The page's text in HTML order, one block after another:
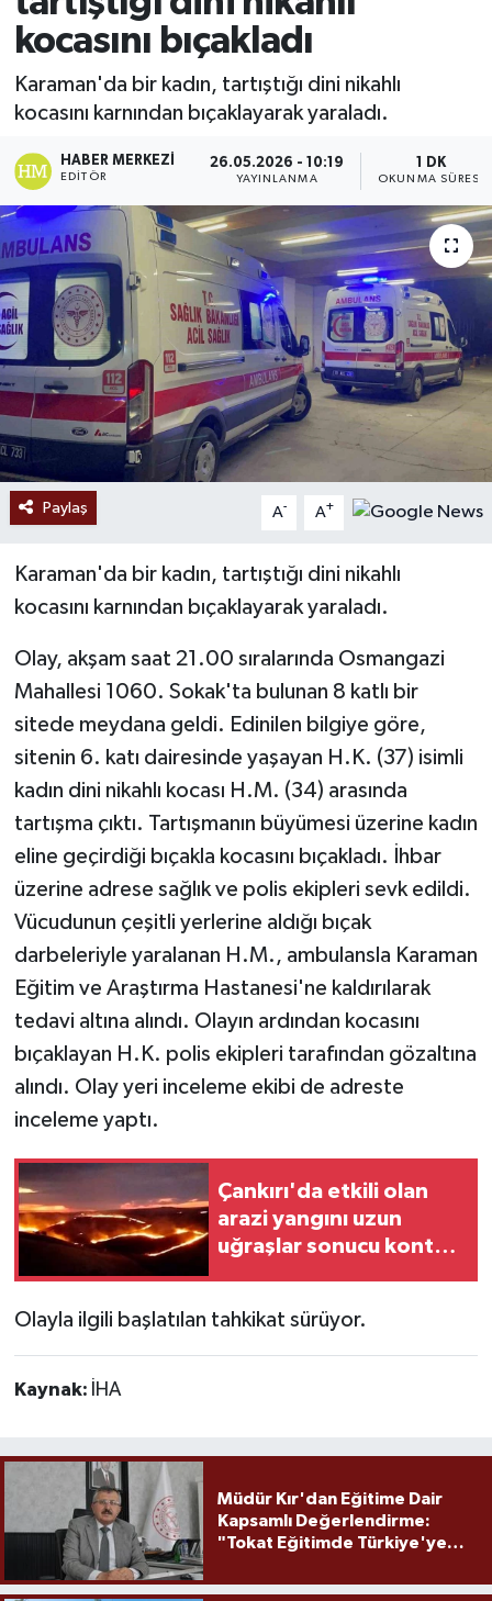
kocasını bıçakladı
Karaman'da bir kadın, tartıştığı dini nikahlı
kocasını karnından bıçaklayarak yaraladı.
HABER MERKEZI
EDITÖR
26.05.2026 - 10:19
YAYINLANMA
1 DK
OKUNMA SÜRESI
Paylaş A- A+
Karaman'da bir kadın, tartıştığı dini nikahlı
kocasını karnından bıçaklayarak yaraladı.
Olay, akşam saat 21.00 sıralarında Osmangazi
Mahallesi 1060. Sokak'ta bulunan 8 katlı bir
sitede meydana geldi. Edinilen bilgiye göre,
sitenin 6. katı dairesinde yaşayan H.K. (37) isimli
kadın dini nikahlı kocası H.M. (34) arasında
tartışma çıktı. Tartışmanın büyümesi üzerine kadın
eline geçirdiği bıçakla kocasını bıçakladı. İhbar
üzerine adrese sağlık ve polis ekipleri sevk edildi.
Vücudunun çeşitli yerlerine aldığı bıçak
darbeleriyle yaralanan H.M., ambulansla Karaman
Eğitim ve Araştırma Hastanesi'ne kaldırılarak
tedavi altına alındı. Olayın ardından kocasını
bıçaklayan H.K. polis ekipleri tarafından gözaltına
alındı. Olay yeri inceleme ekibi de adreste
inceleme yaptı.
Çankırı'da etkili olan
arazi yangını uzun
uğraşlar sonucu kontrol
Olayla ilgili başlatılan tahkikat sürüyor.
Kaynak: İHA
Müdür Kır'dan Eğitime Dair
Kapsamlı Değerlendirme:
"Tokat Eğitimde Türkiye'ye
Ekonomi
Sağlık
Tokat Haber